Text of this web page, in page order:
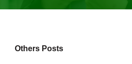
Others Posts